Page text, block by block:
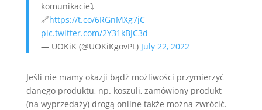
komunikacie⤵️
🔗https://t.co/6RGnMXg7jC
pic.twitter.com/2Y31kBJC3d
— UOKiK (@UOKiKgovPL) July 22, 2022
Jeśli nie mamy okazji bądź możliwości przymierzyć
danego produktu, np. koszuli, zamówiony produkt
(na wyprzedaży) drogą online także można zwrócić.